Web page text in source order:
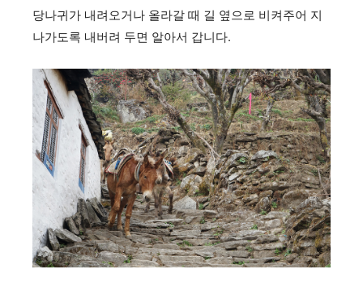
당나귀가 내려오거나 올라갈 때 길 옆으로 비켜주어 지
나가도록 내버려 두면 알아서 갑니다.